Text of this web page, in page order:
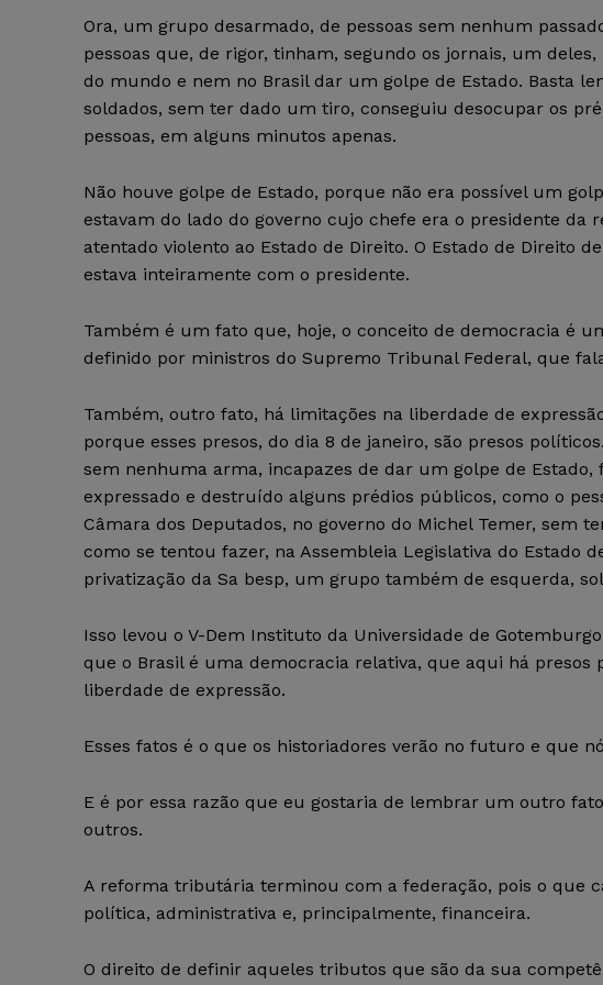
Ora, um grupo desarmado, de pessoas sem nenhum
pessoas que, de rigor, tinham, segundo os jornais, um
do mundo e nem no Brasil dar um golpe de Estado. Basta
soldados, sem ter dado um tiro, conseguiu desocupar os
pessoas, em alguns minutos apenas.
Não houve golpe de Estado, porque não era possível um
estavam do lado do governo cujo chefe era o presidente da
atentado violento ao Estado de Direito. O Estado de Direito
estava inteiramente com o presidente.
Também é um fato que, hoje, o conceito de democracia é
definido por ministros do Supremo Tribunal Federal, que
Também, outro fato, há limitações na liberdade de
porque esses presos, do dia 8 de janeiro, são presos
sem nenhuma arma, incapazes de dar um golpe de
expressado e destruído alguns prédios públicos, como o
Câmara dos Deputados, no governo do Michel Temer, sem
como se tentou fazer, na Assembleia Legislativa do Estado
privatização da Sa besp, um grupo também de esquerda,
Isso levou o V-Dem Instituto da Universidade de
que o Brasil é uma democracia relativa, que aqui há presos
liberdade de expressão.
Esses fatos é o que os historiadores verão no futuro e que
E é por essa razão que eu gostaria de lembrar um outro
outros.
A reforma tributária terminou com a federação, pois o que
política, administrativa e, principalmente, financeira.
O direito de definir aqueles tributos que são da sua